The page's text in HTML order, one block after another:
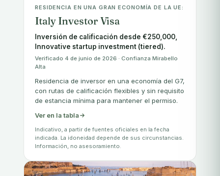
RESIDENCIA EN UNA GRAN ECONOMÍA DE LA UE:
Italy Investor Visa
Inversión de calificación desde €250,000,
Innovative startup investment (tiered).
Verificado 4 de junio de 2026 · Confianza Mirabello
Alta
Residencia de inversor en una economía del G7,
con rutas de calificación flexibles y sin requisito
de estancia mínima para mantener el permiso.
Ver en la tabla
Indicativo, a partir de fuentes oficiales en la fecha
indicada. La idoneidad depende de sus circunstancias.
Información, no asesoramiento.